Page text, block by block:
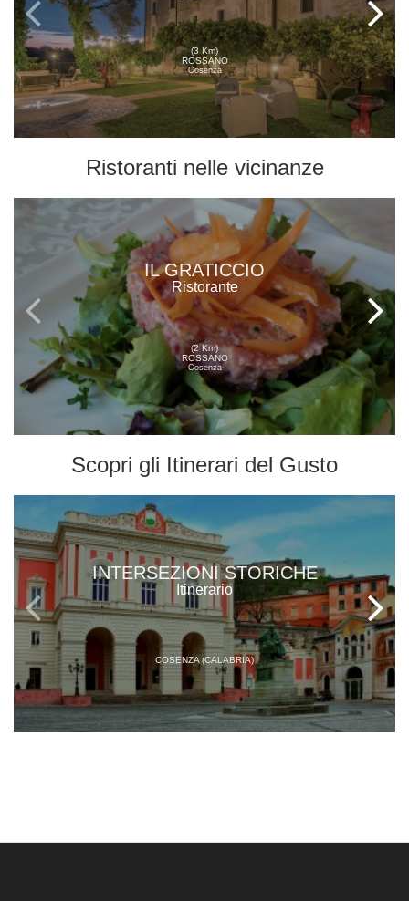
(3 Km)
ROSSANO
Cosenza
Ristoranti nelle vicinanze
IL GRATICCIO
Ristorante
(2 Km)
ROSSANO
Cosenza
Scopri gli Itinerari del Gusto
INTERSEZIONI STORICHE
Itinerario
COSENZA (CALABRIA)